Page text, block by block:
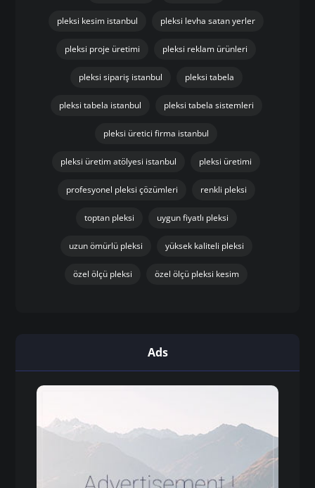
pleksi kesim istanbul pleksi levha satan yerler
pleksi proje üretimi pleksi reklam ürünleri
pleksi sipariş istanbul pleksi tabela
pleksi tabela istanbul pleksi tabela sistemleri
pleksi üretici firma istanbul
pleksi üretim atölyesi istanbul pleksi üretimi
profesyonel pleksi çözümleri renkli pleksi
toptan pleksi uygun fiyatlı pleksi
uzun ömürlü pleksi yüksek kaliteli pleksi
özel ölçü pleksi özel ölçü pleksi kesim
Ads